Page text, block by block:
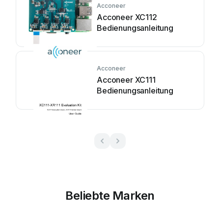
Acconeer
Acconeer XC112
Bedienungsanleitung
Acconeer
Acconeer XC111
Bedienungsanleitung
Beliebte Marken